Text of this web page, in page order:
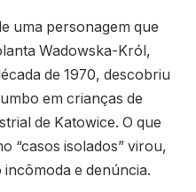
uma personagem que
Wadowska-Król,
de 1970, descobriu
em crianças de
de Katowice. O que
“casos isolados” virou,
incômoda e denúncia.